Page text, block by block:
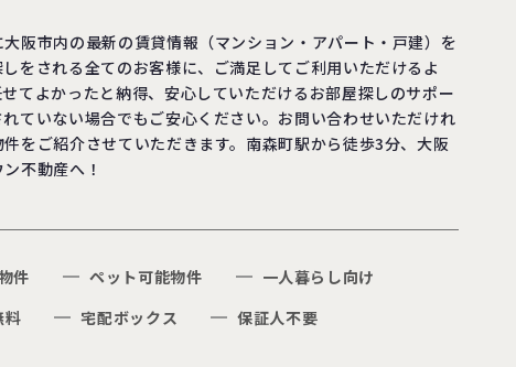
阪市内の最新の賃貸情報（マンション・アパート・戸建）を
をされる全てのお客様に、ご満足してご利用いただけるよ
てよかったと納得、安心していただけるお部屋探しのサポー
ていない場合でもご安心ください。お問い合わせいただけれ
をご紹介させていただきます。南森町駅から徒歩3分、大阪
不動産へ！
件 ペット可能物件
一人暮らし向け
料 宅配ボックス 保証人不要